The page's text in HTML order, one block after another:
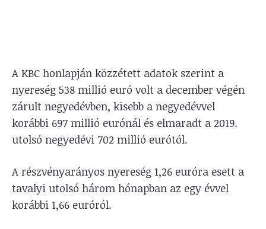
A KBC honlapján közzétett adatok szerint a
nyereség 538 millió euró volt a december végén
zárult negyedévben, kisebb a negyedévvel
korábbi 697 millió eurónál és elmaradt a 2019.
utolsó negyedévi 702 millió eurótól.
A részvényarányos nyereség 1,26 euróra esett a
tavalyi utolsó három hónapban az egy évvel
korábbi 1,66 euróról.